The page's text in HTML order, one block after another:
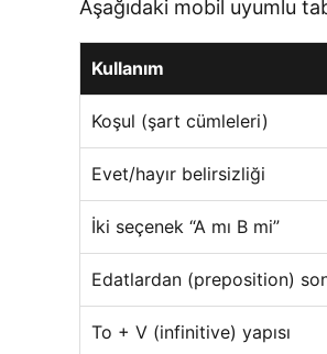
Aşağıdaki mobil uyumlu
Kullanım
Koşul (şart cümleleri)
Evet/hayır belirsizliği
İki seçenek “A mı B mi”
Edatlardan (preposition)
To + V (infinitive) yapısı